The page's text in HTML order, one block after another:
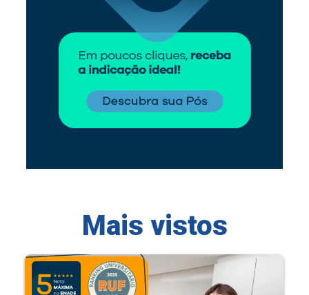
Mais vistos